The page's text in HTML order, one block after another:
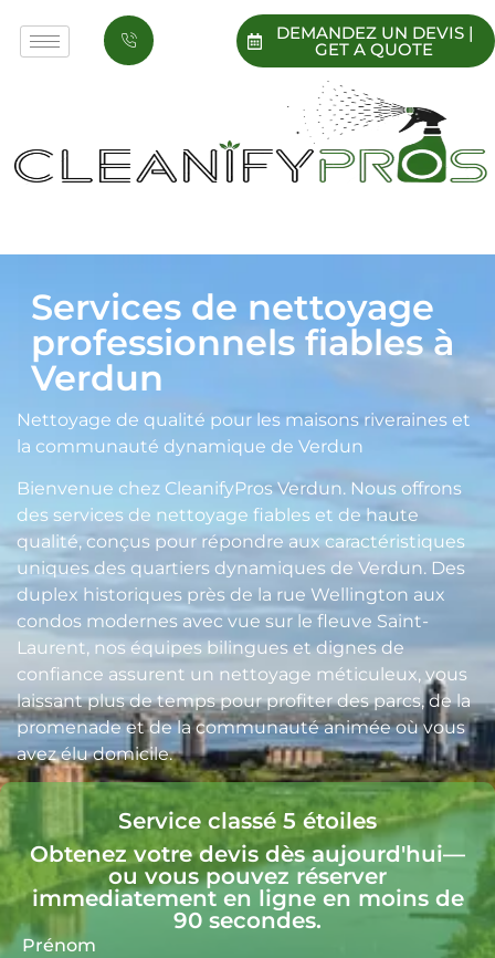
DEMANDEZ UN DEVIS |
GET A QUOTE
Services de nettoyage
professionnels fiables à
Verdun
Nettoyage de qualité pour les maisons riveraines et
la communauté dynamique de Verdun
Bienvenue chez CleanifyPros Verdun. Nous offrons
des services de nettoyage fiables et de haute
qualité, conçus pour répondre aux caractéristiques
uniques des quartiers dynamiques de Verdun. Des
duplex historiques près de la rue Wellington aux
condos modernes avec vue sur le fleuve Saint-
Laurent, nos équipes bilingues et dignes de
confiance assurent un nettoyage méticuleux, vous
laissant plus de temps pour profiter des parcs, de la
promenade et de la communauté animée où vous
avez élu domicile.
Service classé 5 étoiles
Obtenez votre devis dès aujourd'hui—
ou vous pouvez réserver
immediatement en ligne en moins de
90 secondes.
Prénom